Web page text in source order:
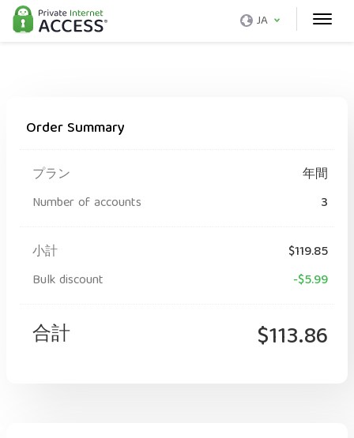
JA
Order Summary
プラン
年間
Number of accounts
3
小計
$119.85
Bulk discount
-$5.99
合計 $113.86